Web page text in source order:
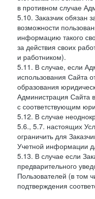
в противном случае
5.10. Заказчик обязан
возможности
информацию такого
за действия своих
и работником).
5.11. В случае, если
использования Сайта
образования
Администрация Сайта
с соответствующим
5.12. В случае
5.6., 5.7. настоящих
ограничить для
Учетной информации
5.13. В случае если
предварительного
Пользователей (в том
подтверждения